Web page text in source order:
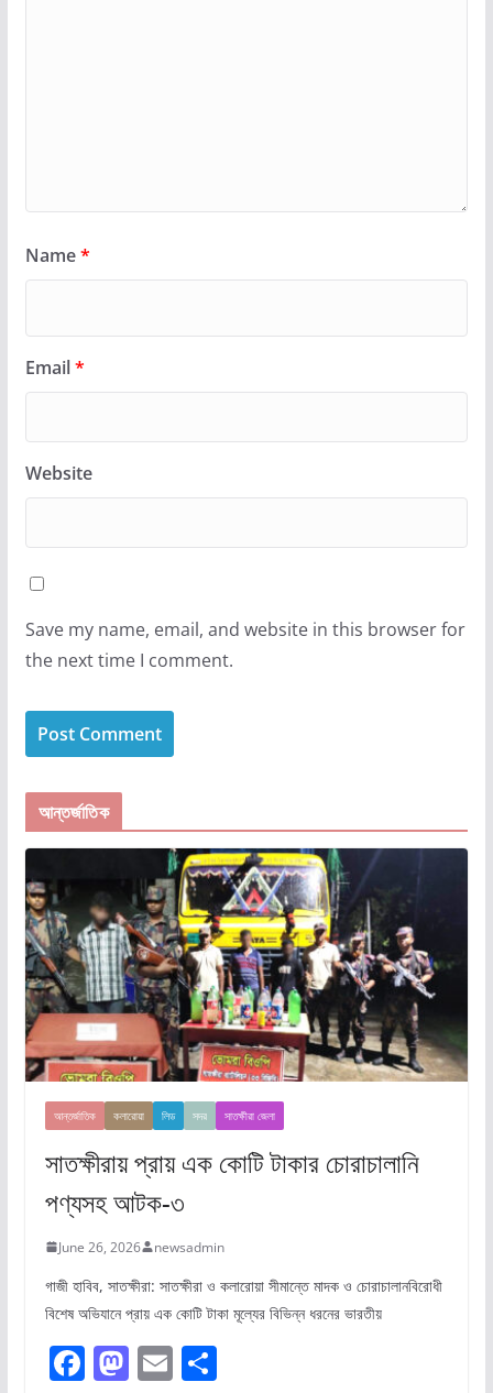
Name*
Email*
Website
Save my name, email, and website in this browser for
the next time I comment.
আন্তর্জাতিক
আন্তর্জাতিক কলারোয়া লিড সদর সাতক্ষীরা জেলা
সাতক্ষীরায় প্রায় এক কোটি টাকার চোরাচালানি
পণ্যসহ আটক-৩
June 26, 2026 newsadmin
গাজী হাবিব, সাতক্ষীরা: সাতক্ষীরা ও কলারোয়া সীমান্তে মাদক ও চোরাচালানবিরোধী
বিশেষ অভিযানে প্রায় এক কোটি টাকা মূল্যের বিভিন্ন ধরনের ভারতীয়
F M E S